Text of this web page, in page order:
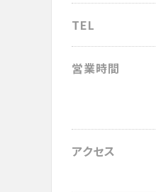
TEL
営業時間
アクセス